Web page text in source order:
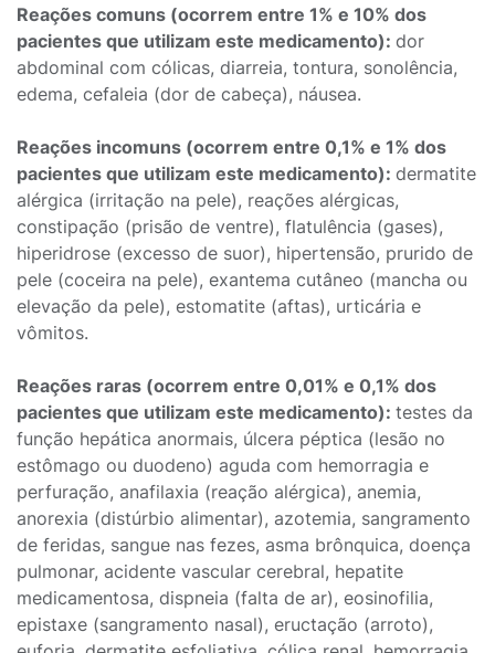
Reações comuns (ocorrem entre 1% e 10% dos
pacientes que utilizam este medicamento): dor
abdominal com cólicas, diarreia, tontura, sonolência,
edema, cefaleia (dor de cabeça), náusea.
Reações incomuns (ocorrem entre 0,1% e 1% dos
pacientes que utilizam este medicamento): dermatite
alérgica (irritação na pele), reações alérgicas,
constipação (prisão de ventre), flatulência (gases),
hiperidrose (excesso de suor), hipertensão, prurido de
pele (coceira na pele), exantema cutâneo (mancha ou
elevação da pele), estomatite (aftas), urticária e
vômitos.
Reações raras (ocorrem entre 0,01% e 0,1% dos
pacientes que utilizam este medicamento): testes da
função hepática anormais, úlcera péptica (lesão no
estômago ou duodeno) aguda com hemorragia e
perfuração, anafilaxia (reação alérgica), anemia,
anorexia (distúrbio alimentar), azotemia, sangramento
de feridas, sangue nas fezes, asma brônquica, doença
pulmonar, acidente vascular cerebral, hepatite
medicamentosa, dispneia (falta de ar), eosinofilia,
epistaxe (sangramento nasal), eructação (arroto),